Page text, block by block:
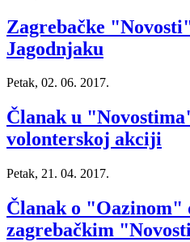
Zagrebačke
Jagodnjaku
Petak, 02. 06. 2017.
Članak u
volonterskoj akciji
Petak, 21. 04. 2017.
Članak o "Oazinom"
zagrebačkim